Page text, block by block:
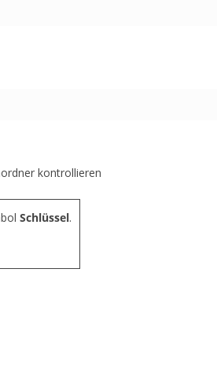
kontrollieren
Schlüssel.